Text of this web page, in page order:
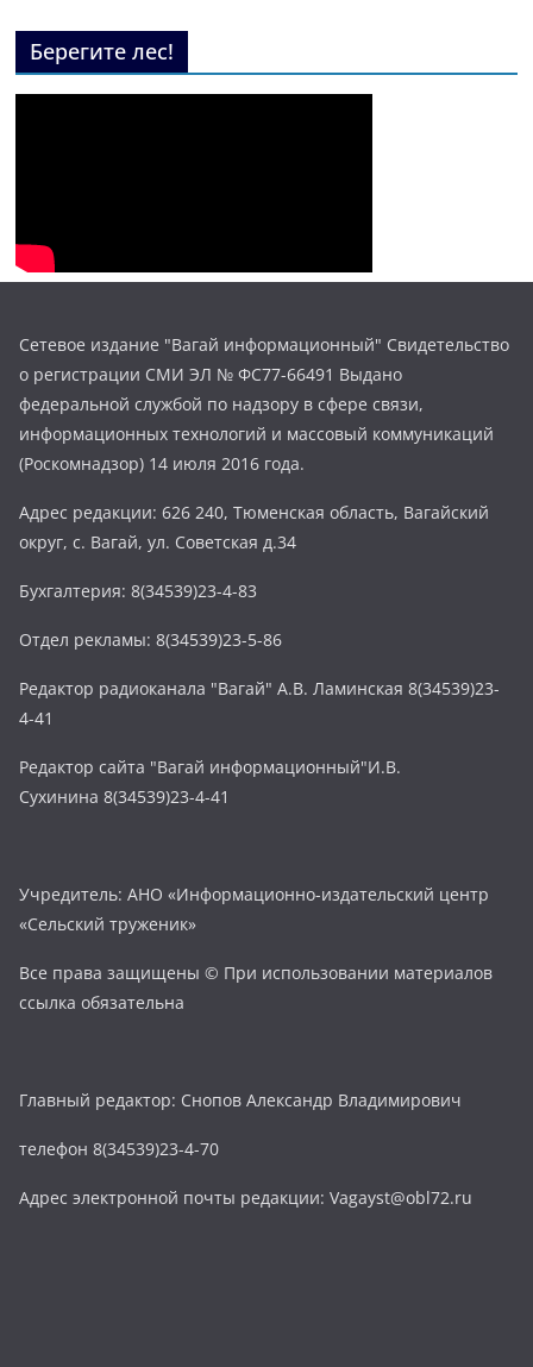
Берегите лес!
Сетевое издание "Вагай информационный" Свидетельство
о регистрации СМИ ЭЛ № ФС77-66491 Выдано
федеральной службой по надзору в сфере связи,
информационных технологий и массовый коммуникаций
(Роскомнадзор) 14 июля 2016 года.
Адрес редакции: 626 240, Тюменская область, Вагайский
округ, с. Вагай, ул. Советская д.34
Бухгалтерия: 8(34539)23-4-83
Отдел рекламы: 8(34539)23-5-86
Редактор радиоканала "Вагай" А.В. Ламинская 8(34539)23-
4-41
Редактор сайта "Вагай информационный"И.В.
Сухинина 8(34539)23-4-41
Учредитель: АНО «Информационно-издательский центр
«Сельский труженик»
Все права защищены © При использовании материалов
ссылка обязательна
Главный редактор: Снопов Александр Владимирович
телефон 8(34539)23-4-70
Адрес электронной почты редакции: Vagayst@obl72.ru